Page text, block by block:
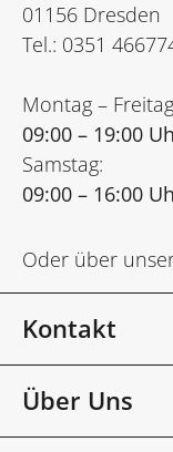
01156 Dresden
Tel.: 0351
Montag –
09:00 – 19:00
Samstag:
09:00 – 16:00
Oder über
Kontakt
Über Uns